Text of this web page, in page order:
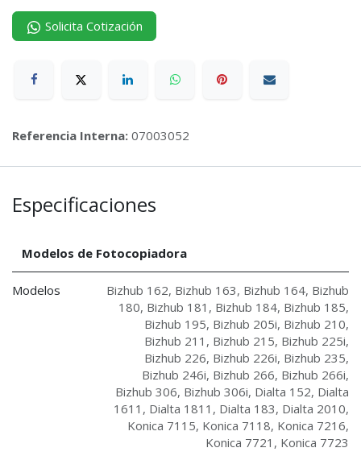
Solicita Cotización
Referencia Interna: 07003052
Especificaciones
Modelos de Fotocopiadora
Modelos Bizhub 162, Bizhub 163, Bizhub 164, Bizhub
180, Bizhub 181 , Bizhub 184, Bizhub 185,
Bizhub 195, Bizhub 205i, Bizhub 210,
Bizhub 211 , Bizhub 215, Bizhub 225i,
Bizhub 226, Bizhub 226i, Bizhub 235,
Bizhub 246i, Bizhub 266, Bizhub 266i,
Bizhub 306, Bizhub 306i, Dialta 152, Dialta
1611 , Dialta 1811 , Dialta 183, Dialta 2010,
Konica 7115, Konica 7118, Konica 7216,
Konica 7721 , Konica 7723